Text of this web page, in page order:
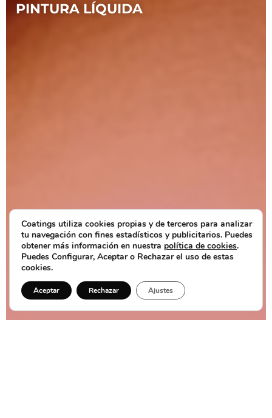
PINTURA LÍQUIDA
Coatings utiliza cookies propias y de terceros para analizar
tu navegación con fines estadísticos y publicitarios. Puedes
obtener más información en nuestra política de cookies.
Puedes Configurar, Aceptar o Rechazar el uso de estas
cookies.
Aceptar Rechazar Ajustes